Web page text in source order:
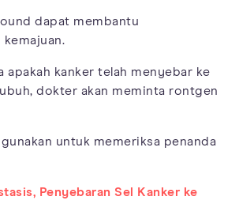
dapat membantu
apakah kanker telah menyebar ke
dokter akan meminta rontgen
untuk memeriksa penanda
Penyebaran Sel Kanker ke